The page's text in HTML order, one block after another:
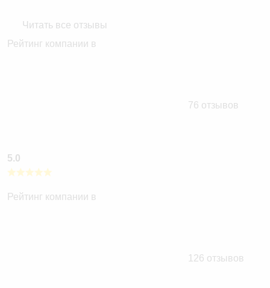
Читать все отзывы
Рейтинг компании в
76 отзывов
5.0
Рейтинг компании в
126 отзывов